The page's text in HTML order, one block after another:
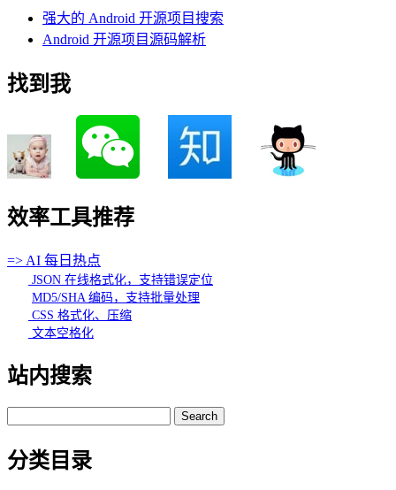
强大的 Android 开源项目搜索
Android 开源项目源码解析
找到我
效率工具推荐
=> AI 每日热点
JSON 在线格式化，支持错误定位
MD5/SHA 编码，支持批量处理
CSS 格式化、压缩
文本空格化
站内搜索
for:
分类目录